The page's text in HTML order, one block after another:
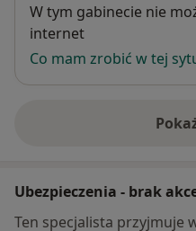
Dostępność
W tym gabinecie nie
internet
Co mam zrobić w tej
Ubezpieczenia - brak
Ten specjalista przyjmuje